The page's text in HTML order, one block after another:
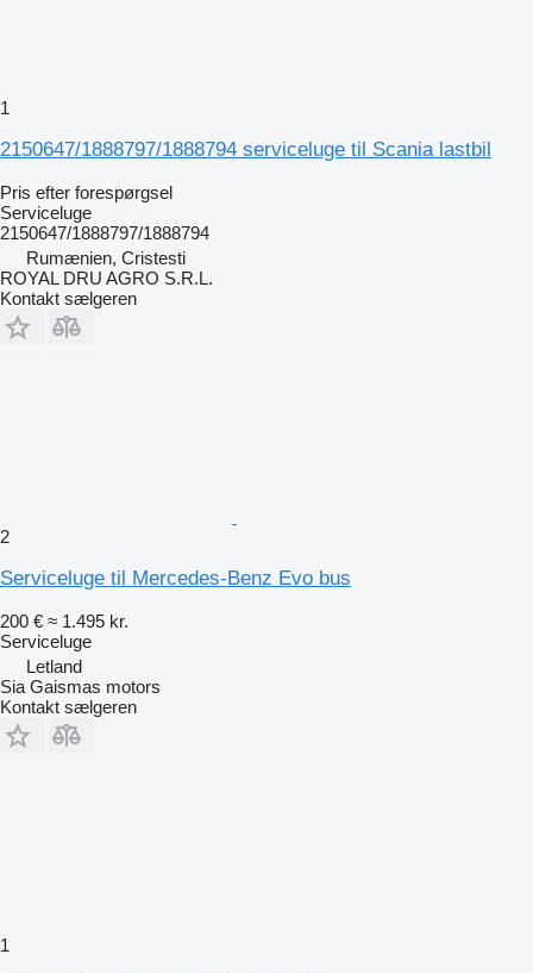
1
2150647/1888797/1888794 serviceluge til Scania lastbil
Pris efter forespørgsel
Serviceluge
2150647/1888797/1888794
Rumænien, Cristesti
ROYAL DRU AGRO S.R.L.
Kontakt sælgeren
2
Serviceluge til Mercedes-Benz Evo bus
200 € ≈ 1.495 kr.
Serviceluge
Letland
Sia Gaismas motors
Kontakt sælgeren
1